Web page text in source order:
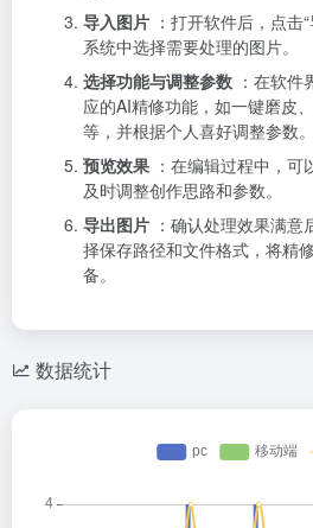
导入图片 ：打开软件后，点击
系统中选择需要处理的图片。
选择功能与调整参数 ：在软
应的AI精修功能，如一键磨皮
等，并根据个人喜好调整参数。
预览效果 ：在编辑过程中，可
及时调整创作思路和参数。
导出图片 ：确认处理效果满意
择保存路径和文件格式，将精
备。
数据统计